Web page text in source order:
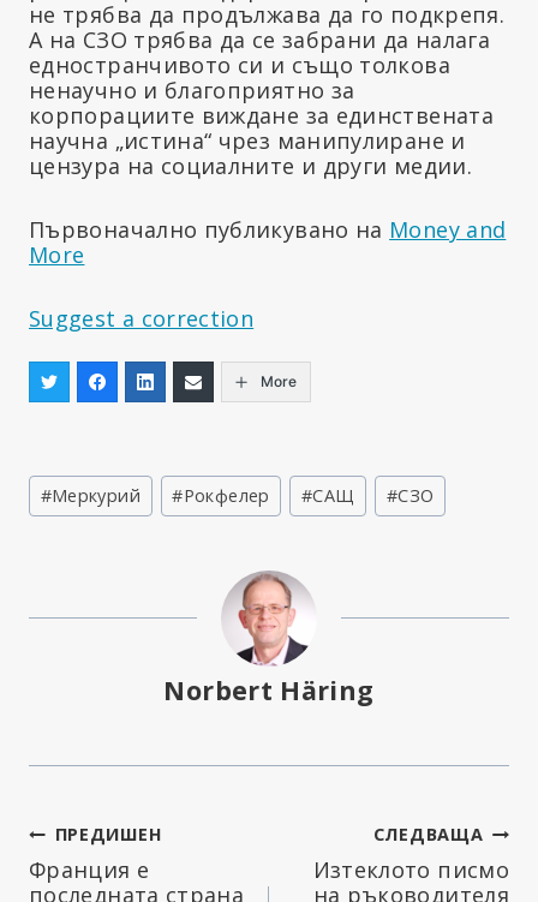
не трябва да продължава да го подкрепя.
А на СЗО трябва да се забрани да налага
едностранчивото си и също толкова
ненаучно и благоприятно за
корпорациите виждане за единствената
научна „истина“ чрез манипулиране и
цензура на социалните и други медии.
Първоначално публикувано на Money and
More
Suggest a correction
More
Етикети
на
#Меркурий #Рокфелер #САЩ #СЗО
Norbert Häring
Навигация
ПРЕДИШЕН
Франция е
последната страна
СЛЕДВАЩА
Изтеклото писмо
на ръководителя